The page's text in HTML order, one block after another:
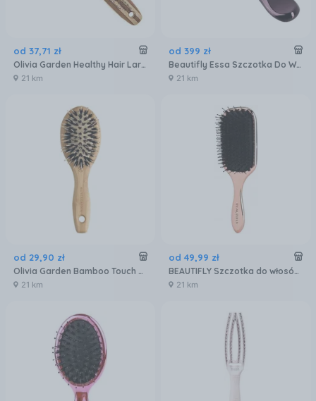
od 37,71 zł
Olivia Garden Healthy Hair Large Ionic Combo szczotka HH P6
21 km
od 399 zł
Beautifly Essa Szczotka Do Włosów
21 km
od 29,90 zł
Olivia Garden Bamboo Touch Detangle Combo XS
21 km
od 49,99 zł
BEAUTIFLY Szczotka do włosów Różowe złoto
21 km